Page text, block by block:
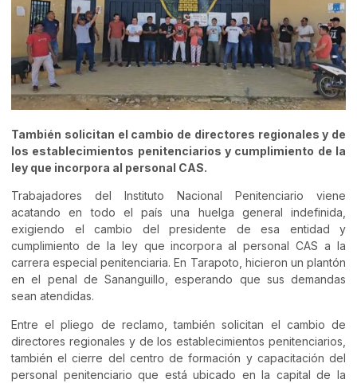
También solicitan el cambio de directores regionales y de
los establecimientos penitenciarios y cumplimiento de la
ley que incorpora al personal CAS.
Trabajadores del Instituto Nacional Penitenciario viene
acatando en todo el país una huelga general indefinida,
exigiendo el cambio del presidente de esa entidad y
cumplimiento de la ley que incorpora al personal CAS a la
carrera especial penitenciaria. En Tarapoto, hicieron un plantón
en el penal de Sananguillo, esperando que sus demandas
sean atendidas.
Entre el pliego de reclamo, también solicitan el cambio de
directores regionales y de los establecimientos penitenciarios,
también el cierre del centro de formación y capacitación del
personal penitenciario que está ubicado en la capital de la